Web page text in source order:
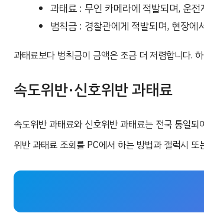
과태료 : 무인 카메라에 적발되며, 운
범칙금 : 경찰관에게 적발되며, 현장에
과태료보다 범칙금이 금액은 조금 더 저렴합니다.
속도위반·신호위반 과태료
속도위반 과태료와 신호위반 과태료는 전국 통일
위반 과태료 조회를 PC에서 하는 방법과 갤럭시